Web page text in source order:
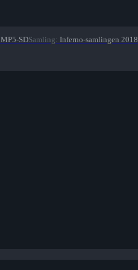
MP5-SDSamling: Inferno-samlingen 2018